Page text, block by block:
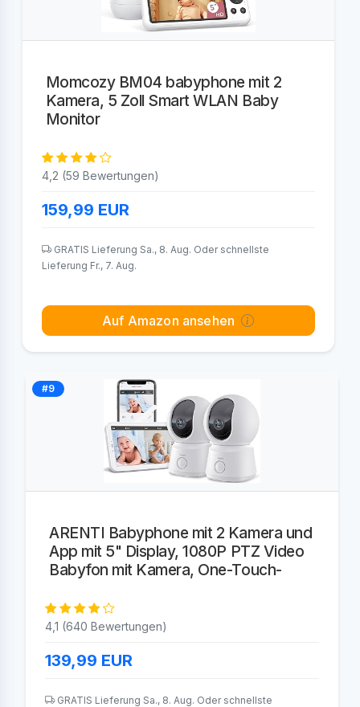
Momcozy BM04 babyphone mit 2
Kamera, 5 Zoll Smart WLAN Baby
Monitor
4,2 (59 Bewertungen)
159,99 EUR
GRATIS Lieferung Sa., 8. Aug. Oder schnellste
Lieferung Fr., 7. Aug.
Auf Amazon ansehen
#9
ARENTI Babyphone mit 2 Kamera und
App mit 5" Display, 1080P PTZ Video
Babyfon mit Kamera, One-Touch-
4,1 (640 Bewertungen)
139,99 EUR
GRATIS Lieferung Sa., 8. Aug. Oder schnellste